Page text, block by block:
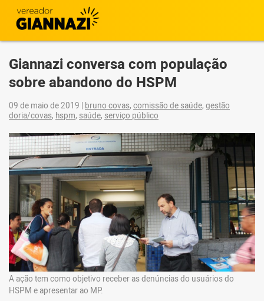
Giannazi conversa com população
sobre abandono do HSPM
09 de maio de 2019 | bruno covas, comissão de saúde, gestão
doria/covas, hspm, saúde, serviço público
A ação tem como objetivo receber as denúncias do usuários do
HSPM e apresentar ao MP.